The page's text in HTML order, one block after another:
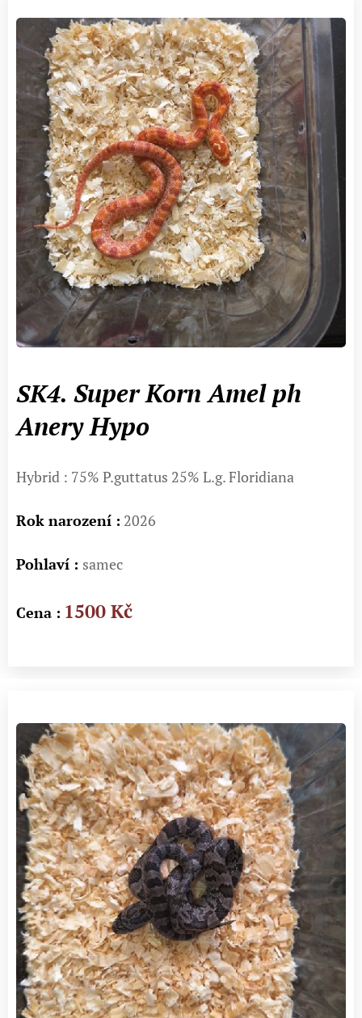
SK4. Super Korn Amel ph
Anery Hypo
Hybrid : 75% P.guttatus 25% L.g. Floridiana
Rok narození : 2026
Pohlaví : samec
Cena : 1500 Kč